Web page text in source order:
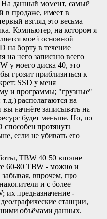
На данный момент, самый
в продаже, имеет в
взгляд это весьма
Компьютер, на котором я
моей основной
на борту в течение
на него записано всего
у моего диска 40, это
грозит приблизиться к
SSD у меня
и программы; "грузные"
располагаются на
начнёте записывать на
будет меньше. Но, по
способен протянуть
если не убивать его
TBW 40-50 вполне
60-80 TBW - можно и
забывая, впрочем, про
и с более
их предназначение -
графические станции,
объёмами данных.